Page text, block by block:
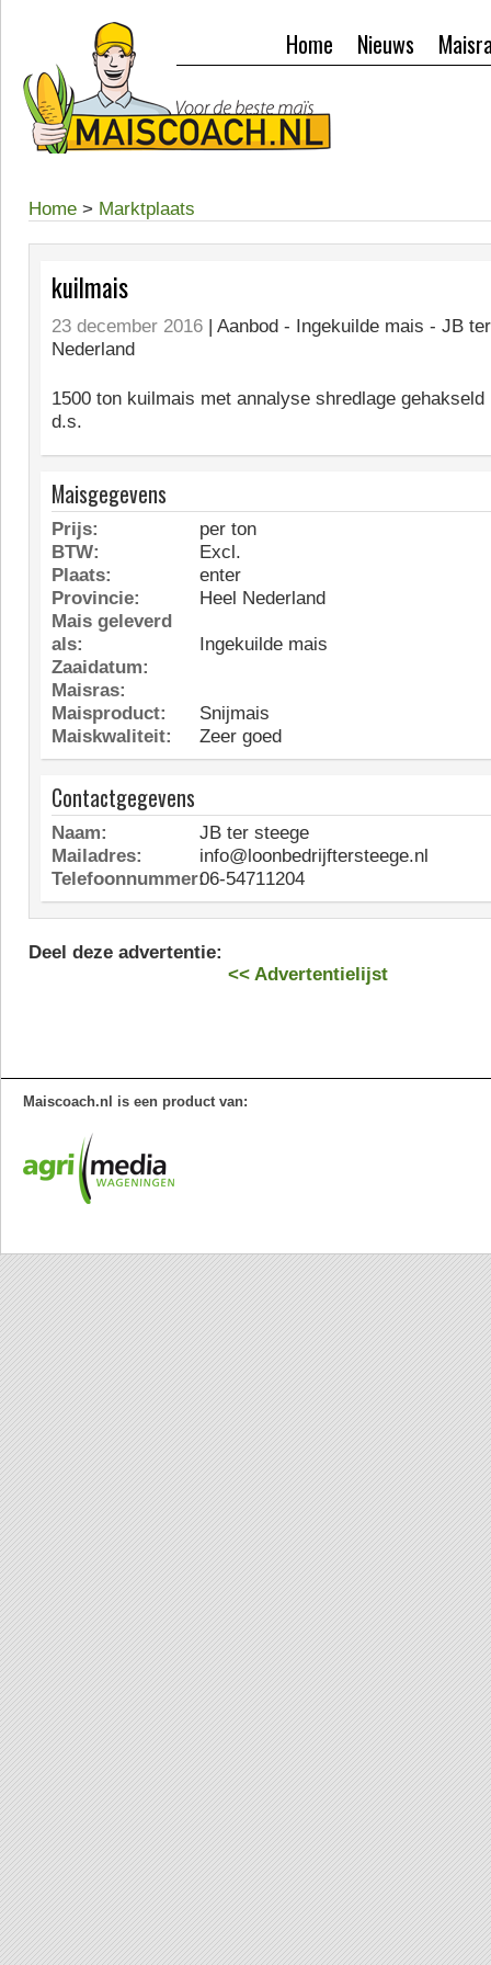
Nieuws
Home
Home > Marktplaats
kuilmais
23 december 2016 | Aanbod - Ingekuilde mais - JB
Nederland
1500 ton kuilmais met annalyse shredlage gehakseld
d.s.
Maisgegevens
Prijs:
per ton
BTW:
Excl.
Plaats:
enter
Provincie:
Heel Nederland
Mais geleverd
als:
Ingekuilde mais
Zaaidatum:
Maisras:
Maisproduct:
Snijmais
Maiskwaliteit:
Zeer goed
Contactgegevens
Naam:
JB ter steege
Mailadres:
info@loonbedrijftersteege.nl
Telefoonnummer:06-54711204
Deel deze advertentie:
<< Advertentielijst
Maiscoach.nl is een product van: